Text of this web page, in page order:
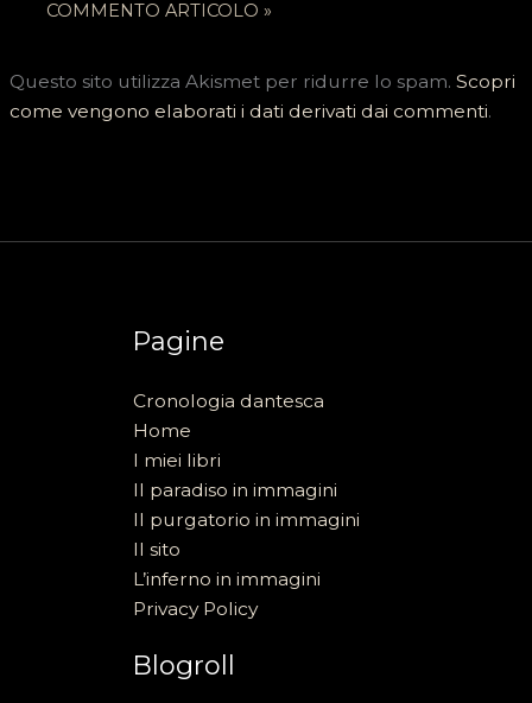
Questo sito utilizza Akismet per ridurre lo spam.Scopri
come vengono elaborati i dati derivati dai commenti.
Pagine
Cronologia dantesca
Home
I miei libri
Il paradiso in immagini
Il purgatorio in immagini
Il sito
L’inferno in immagini
Privacy Policy
Blogroll